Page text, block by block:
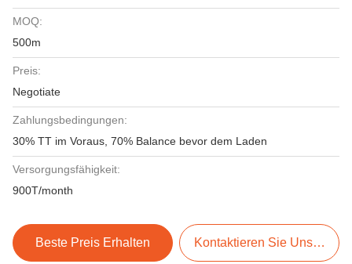
MOQ:
500m
Preis:
Negotiate
Zahlungsbedingungen:
30% TT im Voraus, 70% Balance bevor dem Laden
Versorgungsfähigkeit:
900T/month
Beste Preis Erhalten Kontaktieren Sie Uns Jetzt